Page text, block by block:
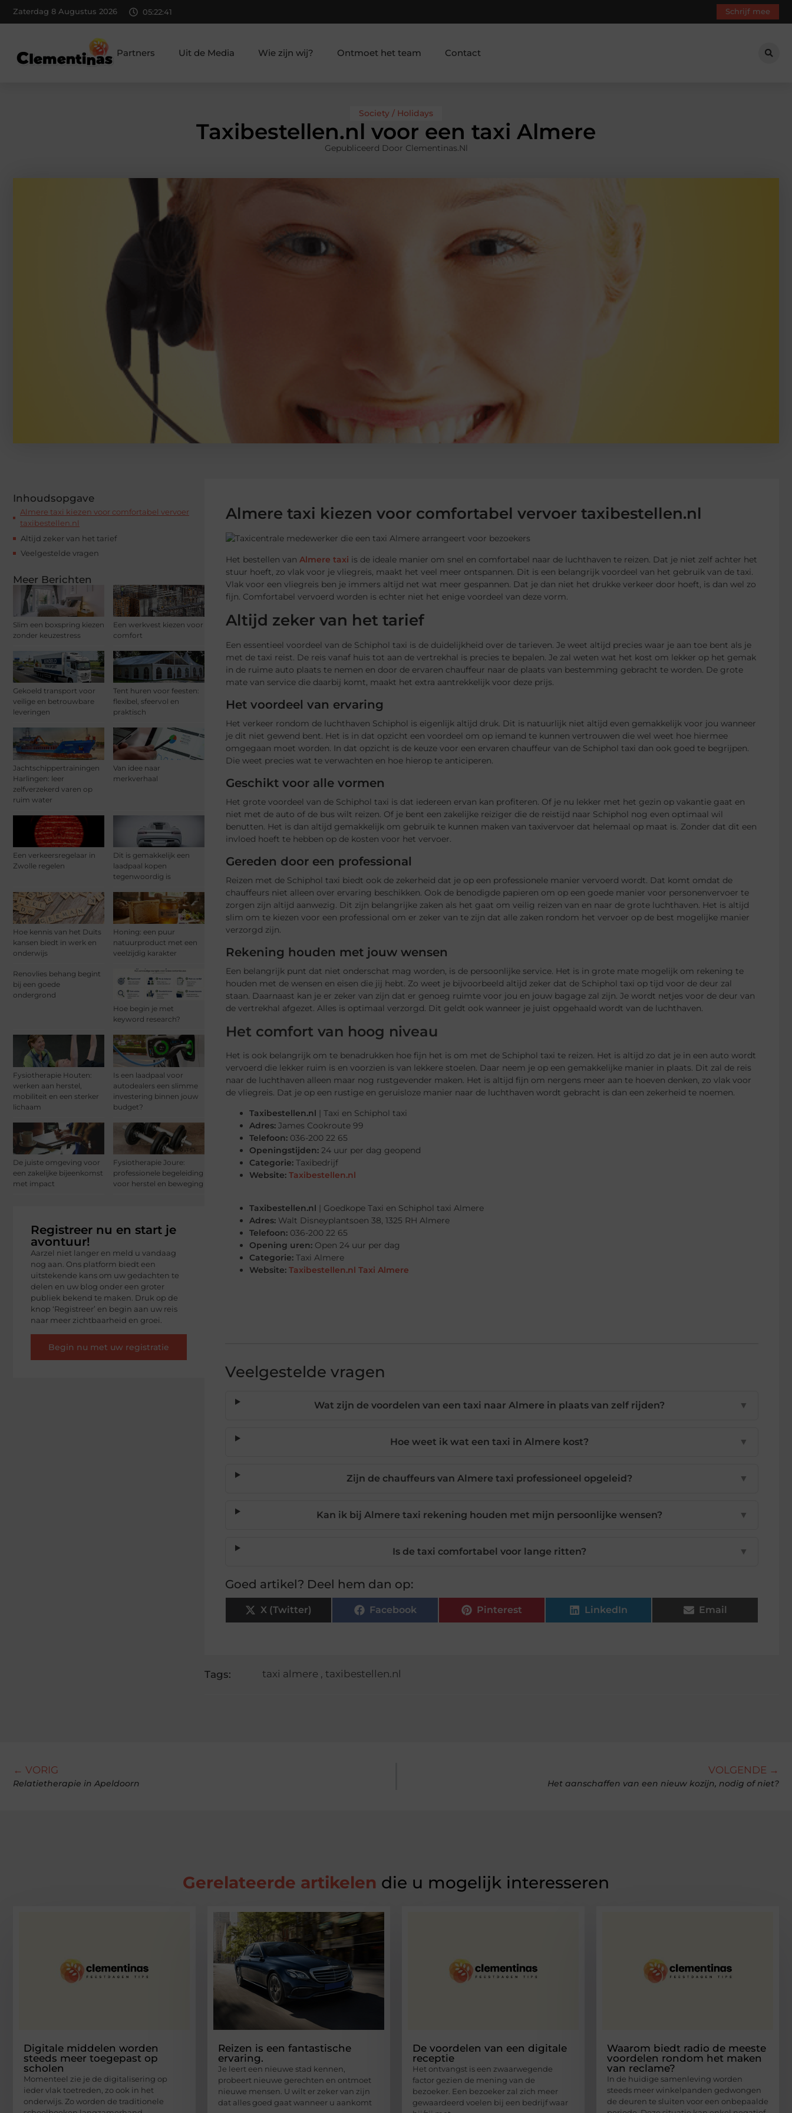
Zaterdag 8 Augustus 2026 05:22:43 Schrijf mee
Partners Uit de Media Wie zijn wij? Ontmoet het team Contact
Society / Holidays
Taxibestellen.nl voor een taxi Almere
Gepubliceerd Door Clementinas.nl
Inhoudsopgave
Almere taxi kiezen voor comfortabel vervoer
taxibestellen.nl
Altijd zeker van het tarief
Veelgestelde vragen
Meer Berichten
Slim een boxspring kiezen
zonder keuzestress
Een werkvest kiezen voor
comfort
Gekoeld transport voor
veilige en betrouwbare
leveringen
Tent huren voor feesten:
flexibel, sfeervol en
praktisch
Jachtschippertrainingen
Harlingen: leer
zelfverzekerd varen op
ruim water
Van idee naar
merkverhaal
Een verkeersregelaar in
Zwolle regelen
Dit is gemakkelijk een
laadpaal kopen
tegenwoordig is
Hoe kennis van het Duits
kansen biedt in werk en
onderwijs
Honing: een puur
natuurproduct met een
veelzijdig karakter
Renovlies behang begint
bij een goede
ondergrond
Hoe begin je met
keyword research?
Fysiotherapie Houten:
werken aan herstel,
mobiliteit en een sterker
lichaam
Is een laadpaal voor
autodealers een slimme
investering binnen jouw
budget?
De juiste omgeving voor
een zakelijke bijeenkomst
met impact
Fysiotherapie Joure:
professionele begeleiding
voor herstel en beweging
Registreer nu en start je
avontuur!
Aarzel niet langer en meld u vandaag
nog aan. Ons platform biedt een
uitstekende kans om uw gedachten te
delen en uw blog onder een groter
publiek bekend te maken. Druk op de
knop ‘Registreer’ en begin aan uw reis
naar meer zichtbaarheid en groei.
Begin nu met uw registratie
Almere taxi kiezen voor comfortabel vervoer taxibestellen.nl
Het bestellen van Almere taxi is de ideale manier om snel en comfortabel naar de luchthaven te reizen. Dat je niet zelf achter het
stuur hoeft, zo vlak voor je vliegreis, maakt het veel meer ontspannen. Dit is een belangrijk voordeel van het gebruik van de taxi.
Vlak voor een vliegreis ben je immers altijd net wat meer gespannen. Dat je dan niet het drukke verkeer door hoeft, is dan wel zo
fijn. Comfortabel vervoerd worden is echter niet het enige voordeel van deze vorm.
Altijd zeker van het tarief
Een essentieel voordeel van de Schiphol taxi is de duidelijkheid over de tarieven. Je weet altijd precies waar je aan toe bent als je
met de taxi reist. De reis vanaf huis tot aan de vertrekhal is precies te bepalen. Je zal weten wat het kost om lekker op het gemak
in de ruime auto plaats te nemen en door de ervaren chauffeur naar de plaats van bestemming gebracht te worden. De grote
mate van service die daarbij komt, maakt het extra aantrekkelijk voor deze prijs.
Het voordeel van ervaring
Het verkeer rondom de luchthaven Schiphol is eigenlijk altijd druk. Dit is natuurlijk niet altijd even gemakkelijk voor jou wanneer
je dit niet gewend bent. Het is in dat opzicht een voordeel om op iemand te kunnen vertrouwen die wel weet hoe hiermee
omgegaan moet worden. In dat opzicht is de keuze voor een ervaren chauffeur van de Schiphol taxi dan ook goed te begrijpen.
Die weet precies wat te verwachten en hoe hierop te anticiperen.
Geschikt voor alle vormen
Het grote voordeel van de Schiphol taxi is dat iedereen ervan kan profiteren. Of je nu lekker met het gezin op vakantie gaat en
niet met de auto of de bus wilt reizen. Of je bent een zakelijke reiziger die de reistijd naar Schiphol nog even optimaal wil
benutten. Het is dan altijd gemakkelijk om gebruik te kunnen maken van taxivervoer dat helemaal op maat is. Zonder dat dit een
invloed hoeft te hebben op de kosten voor het vervoer.
Gereden door een professional
Reizen met de Schiphol taxi biedt ook de zekerheid dat je op een professionele manier vervoerd wordt. Dat komt omdat de
chauffeurs niet alleen over ervaring beschikken. Ook de benodigde papieren om op een goede manier voor personenvervoer te
zorgen zijn altijd aanwezig. Dit zijn belangrijke zaken als het gaat om veilig reizen van en naar de grote luchthaven. Het is altijd
slim om te kiezen voor een professional om er zeker van te zijn dat alle zaken rondom het vervoer op de best mogelijke manier
verzorgd zijn.
Rekening houden met jouw wensen
Een belangrijk punt dat niet onderschat mag worden, is de persoonlijke service. Het is in grote mate mogelijk om rekening te
houden met de wensen en eisen die jij hebt. Zo weet je bijvoorbeeld altijd zeker dat de Schiphol taxi op tijd voor de deur zal
staan. Daarnaast kan je er zeker van zijn dat er genoeg ruimte voor jou en jouw bagage zal zijn. Je wordt netjes voor de deur van
de vertrekhal afgezet. Alles is optimaal verzorgd. Dit geldt ook wanneer je juist opgehaald wordt van de luchthaven.
Het comfort van hoog niveau
Het is ook belangrijk om te benadrukken hoe fijn het is om met de Schiphol taxi te reizen. Het is altijd zo dat je in een auto wordt
vervoerd die lekker ruim is en voorzien is van lekkere stoelen. Daar neem je op een gemakkelijke manier in plaats. Dit zal de reis
naar de luchthaven alleen maar nog rustgevender maken. Het is altijd fijn om nergens meer aan te hoeven denken, zo vlak voor
de vliegreis. Dat je op een rustige en geruisloze manier naar de luchthaven wordt gebracht is dan een zekerheid te noemen.
Taxibestellen.nl | Taxi en Schiphol taxi
Adres: James Cookroute 99
Telefoon: 036-200 22 65
Openingstijden: 24 uur per dag geopend
Categorie: Taxibedrijf
Website: Taxibestellen.nl
Taxibestellen.nl | Goedkope Taxi en Schiphol taxi Almere
Adres: Walt Disneyplantsoen 38, 1325 RH Almere
Telefoon: 036-200 22 65
Opening uren: Open 24 uur per dag
Categorie: Taxi Almere
Website: Taxibestellen.nl Taxi Almere
Veelgestelde vragen
Wat zijn de voordelen van een taxi naar Almere in plaats van zelf rijden? ▼
Hoe weet ik wat een taxi in Almere kost? ▼
Zijn de chauffeurs van Almere taxi professioneel opgeleid? ▼
Kan ik bij Almere taxi rekening houden met mijn persoonlijke wensen? ▼
Is de taxi comfortabel voor lange ritten? ▼
Goed artikel? Deel hem dan op:
X (Twitter) Facebook Pinterest LinkedIn Email
Tags: taxi almere , taxibestellen.nl
← VORIG
Relatietherapie in Apeldoorn
VOLGENDE →
Het aanschaffen van een nieuw kozijn, nodig of niet?
Gerelateerde artikelen die u mogelijk interesseren
Digitale middelen worden
steeds meer toegepast op
scholen
Momenteel zie je de digitalisering op
ieder vlak toetreden, zo ook in het
onderwijs. Zo worden de traditionele
Reizen is een fantastische
ervaring.
Je leert een nieuwe stad kennen,
probeert nieuwe gerechten en ontmoet
nieuwe mensen. U wilt er zeker van zijn
dat alles goed gaat wanneer u aankomt
De voordelen van een digitale
receptie
Het ontvangst is een zwaarwegende
factor gezien de mening van de
bezoeker. Een bezoeker zal zich meer
gewaardeerd voelen bij een bedrijf waar
Waarom biedt radio de meeste
voordelen rondom het maken
van reclame?
In de huidige samenleving worden
steeds meer winkelpanden gedwongen
de deuren te sluiten voor een onbepaalde